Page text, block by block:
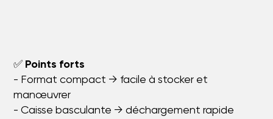
✅ Points forts
- Format compact → facile à stocker et
manœuvrer
- Caisse basculante → déchargement rapide